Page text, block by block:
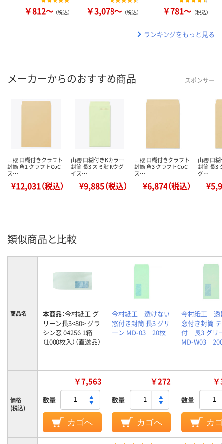
￥812～ （税込） ￥3,078～ （税込） ￥781～ （税込）
ランキングをもっと見る
メーカーからのおすすめ商品 スポンサー
山櫻 口糊付きクラフト
封筒 角1 クラフトCoC
ス…
¥12,031（税込）
山櫻 口糊付きKカラー
封筒 長3 スミ貼 Kウグ
イス…
¥9,885（税込）
山櫻 口糊付きクラフト
封筒 角3 クラフトCoC
ス…
¥6,874（税込）
山櫻 口
封筒 長3
グ…
類似商品と比較
商品名 本商品：今村紙工 グ
リーン長3<80> グラ
シン窓 04256 1箱
（1000枚入）（直送品）
今村紙工 透けない
窓付き封筒 長3 グリ
ーン MD-03 20枚
今村紙工 透
窓付き封筒
付 長3 グリ
MD-W03
価格
(税込)
￥7,563
数量
カゴへ
￥272
数量
カゴへ
数量
カ